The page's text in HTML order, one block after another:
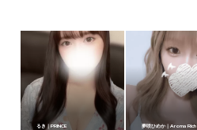
るき｜PRINCE 夢咲ひめか｜Aroma Rich